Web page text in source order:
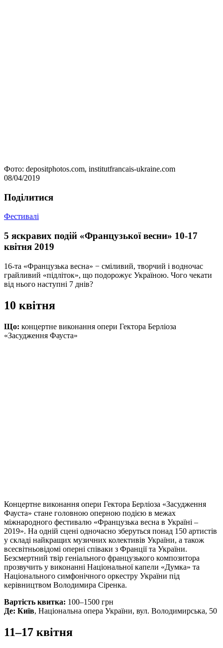
Фото: depositphotos.com, institutfrancais-ukraine.com
08/04/2019
Подiлитися
Фестивалі
5 яскравих подій «Французької весни» 10-17
квітня 2019
16-та «Французька весна» − сміливий, творчий і водночас
грайливий «підліток», що подорожує Україною. Чого чекати
від нього наступні 7 днів?
10 квітня
Що: концертне виконання опери Гектора Берліоза
«Засудження Фауста»
Концертне виконання опери Гектора Берліоза «Засудження
Фауста» стане головною оперною подією в межах
міжнародного фестивалю «Французька весна в Україні –
2019». На одній сцені одночасно зберуться понад 150 артистів
у складі найкращих музичних колективів України, а також
всесвітньовідомі оперні співаки з Франції та України.
Безсмертний твір геніального французького композитора
прозвучить у виконанні Національної капели «Думка» та
Національного симфонічного оркестру України під
керівництвом Володимира Сіренка.
Вартість квитка: 100–1500 грн
Де: Київ, Національна опера України, вул. Володимирська, 50
11–17 квітня